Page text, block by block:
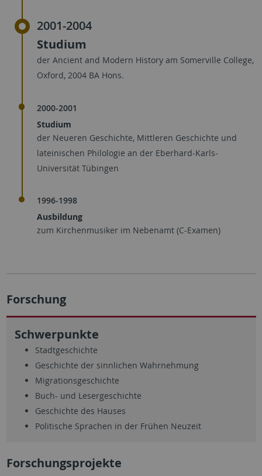
2001-2004
Studium
der Ancient and Modern History am Somerville College,
Oxford, 2004 BA Hons.
2000-2001
Studium
der Neueren Geschichte, Mittleren Geschichte und
lateinischen Philologie an der Eberhard-Karls-
Universität Tübingen
1996-1998
Ausbildung
zum Kirchenmusiker im Nebenamt (C-Examen)
Forschung
Schwerpunkte
Stadtgeschichte
Geschichte der sinnlichen Wahrnehmung
Migrationsgeschichte
Buch- und Lesergeschichte
Geschichte des Hauses
Politische Sprachen in der Frühen Neuzeit
Forschungsprojekte